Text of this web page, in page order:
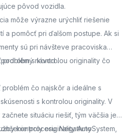
pôvod vozidla.
môže výrazne urýchliť riešenie
a pomôcť pri ďalšom postupe. Ak si
sú pri návšteve pracoviska
podrobný návod.
s kontrolou originality čo
čo najskôr a ideálne s
s kontrolou originality. V
situáciu riešiť, tým väčšia je
procesu. Negatívny
kontroly originality AutoSystem,